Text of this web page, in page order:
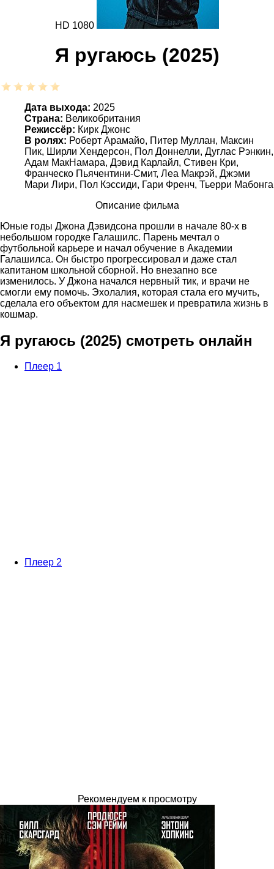
HD 1080
Я ругаюсь (2025)
Дата выхода: 2025
Страна: Великобритания
Режиссёр: Кирк Джонс
В ролях: Роберт Арамайо, Питер Муллан, Максин
Пик, Ширли Хендерсон, Пол Доннелли, Дуглас Рэнкин,
Адам МакНамара, Дэвид Карлайл, Стивен Кри,
Франческо Пьячентини-Смит, Леа Макрэй, Джэми
Мари Лири, Пол Кэссиди, Гари Френч, Тьерри Мабонга
Описание фильма
Юные годы Джона Дэвидсона прошли в начале 80-х в
небольшом городке Галашилс. Парень мечтал о
футбольной карьере и начал обучение в Академии
Галашилса. Он быстро прогрессировал и даже стал
капитаном школьной сборной. Но внезапно все
изменилось. У Джона начался нервный тик, и врачи не
смогли ему помочь. Эхолалия, которая стала его мучить,
сделала его объектом для насмешек и превратила жизнь в
кошмар.
Я ругаюсь (2025) смотреть онлайн
Плеер 1
Плеер 2
Рекомендуем к просмотру